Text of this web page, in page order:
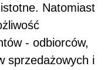
Natomiast
- odbiorców,
sprzedażowych i